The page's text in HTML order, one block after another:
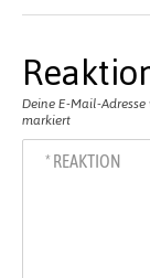
Deine E-Mail-
markiert